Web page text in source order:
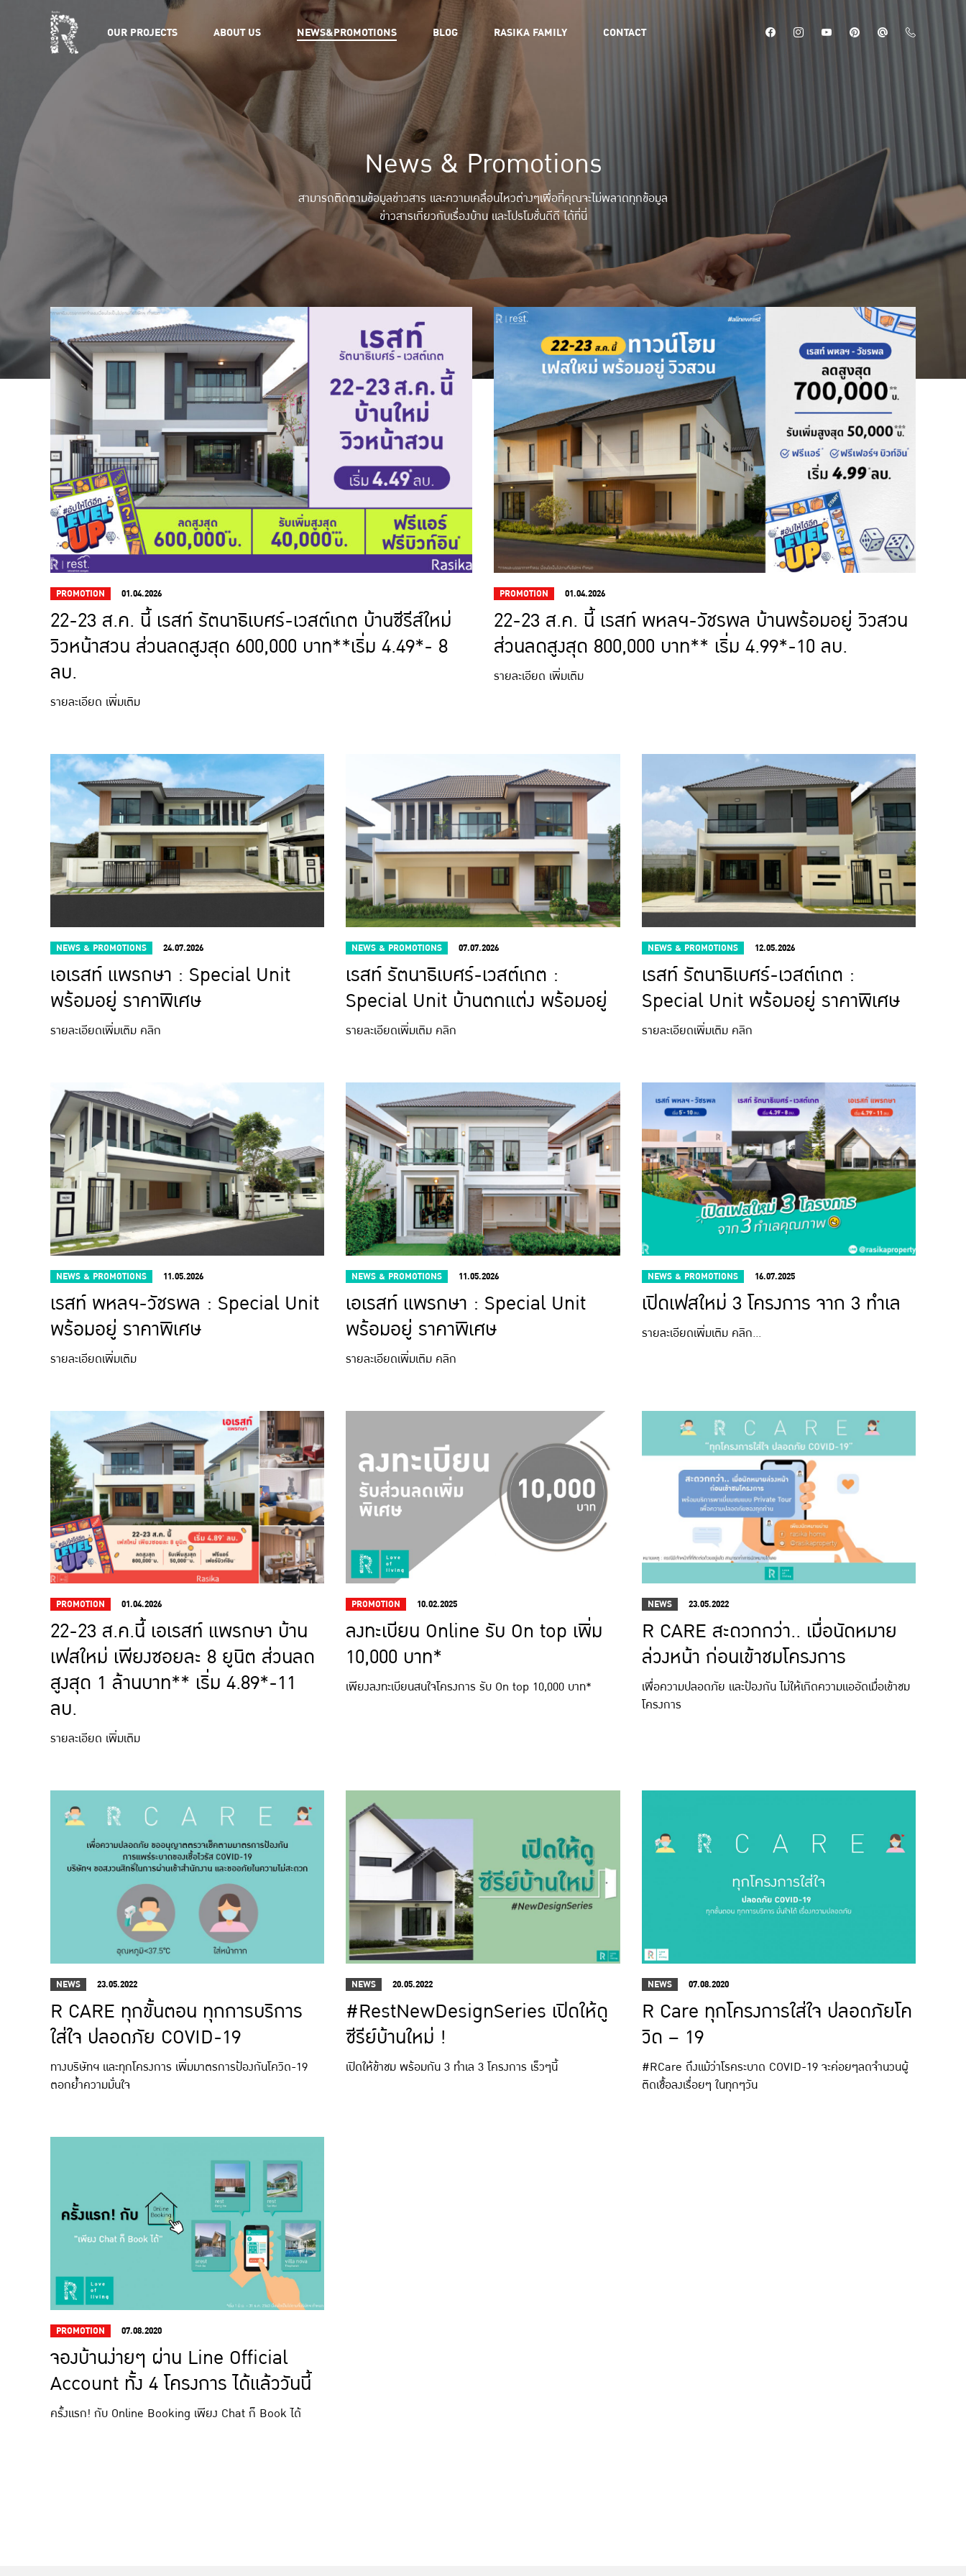
OUR PROJECTS ABOUT US NEWS&PROMOTIONS BLOG RASIKA FAMILY CONTACT
News & Promotions
สามารถติดตามข้อมูลข่าวสาร และความเคลื่อนไหวต่างๆเพื่อที่คุณจะไม่พลาดทุกข้อมูล
ข่าวสารเกี่ยวกับเรื่องบ้าน และโปรโมชั่นดีดี ได้ที่นี่
PROMOTION 01.04.2026
22-23 ส.ค. นี้ เรสท์ รัตนาธิเบศร์-เวสต์เกต บ้านซีรีส์ใหม่
วิวหน้าสวน ส่วนลดสูงสุด 600,000 บาท**เริ่ม 4.49*- 8
ลบ.
รายละเอียด เพิ่มเติม
PROMOTION 01.04.2026
22-23 ส.ค. นี้ เรสท์ พหลฯ-วัชรพล บ้านพร้อมอยู่ วิวสวน
ส่วนลดสูงสุด 800,000 บาท** เริ่ม 4.99*-10 ลบ.
รายละเอียด เพิ่มเติม
NEWS & PROMOTIONS 24.07.2026
เอเรสท์ แพรกษา : Special Unit
พร้อมอยู่ ราคาพิเศษ
รายละเอียดเพิ่มเติม คลิก
NEWS & PROMOTIONS 07.07.2026
เรสท์ รัตนาธิเบศร์-เวสต์เกต :
Special Unit บ้านตกแต่ง พร้อมอยู่
รายละเอียดเพิ่มเติม คลิก
NEWS & PROMOTIONS 12.05.2026
เรสท์ รัตนาธิเบศร์-เวสต์เกต :
Special Unit พร้อมอยู่ ราคาพิเศษ
รายละเอียดเพิ่มเติม คลิก
NEWS & PROMOTIONS 11.05.2026
เรสท์ พหลฯ-วัชรพล : Special Unit
พร้อมอยู่ ราคาพิเศษ
รายละเอียดเพิ่มเติม
NEWS & PROMOTIONS 11.05.2026
เอเรสท์ แพรกษา : Special Unit
พร้อมอยู่ ราคาพิเศษ
รายละเอียดเพิ่มเติม คลิก
NEWS & PROMOTIONS 16.07.2025
เปิดเฟสใหม่ 3 โครงการ จาก 3 ทำเล
รายละเอียดเพิ่มเติม คลิก…
PROMOTION 01.04.2026
22-23 ส.ค.นี้ เอเรสท์ แพรกษา บ้าน
เฟสใหม่ เพียงซอยละ 8 ยูนิต ส่วนลด
สูงสุด 1 ล้านบาท** เริ่ม 4.89*-11
ลบ.
รายละเอียด เพิ่มเติม
PROMOTION 10.02.2025
ลงทะเบียน Online รับ On top เพิ่ม
10,000 บาท*
เพียงลงทะเบียนสนใจโครงการ รับ On top 10,000 บาท*
NEWS 23.05.2022
R CARE สะดวกกว่า.. เมื่อนัดหมาย
ล่วงหน้า ก่อนเข้าชมโครงการ
เพื่อความปลอดภัย และป้องกัน ไม่ให้เกิดความแออัดเมื่อเข้าชม
โครงการ
NEWS 23.05.2022
R CARE ทุกขั้นตอน ทุกการบริการ
ใส่ใจ ปลอดภัย COVID-19
ทางบริษัทฯ และทุกโครงการ เพิ่มมาตรการป้องกันโควิด-19
ตอกย้ำความมั่นใจ
NEWS 20.05.2022
#RestNewDesignSeries เปิดให้ดู
ซีรีย์บ้านใหม่ !
เปิดให้ข้าชม พร้อมกัน 3 ทำเล 3 โครงการ เร็วๆนี้
NEWS 07.08.2020
R Care ทุกโครงการใส่ใจ ปลอดภัยโค
วิด – 19
#RCare ถึงแม้ว่าโรคระบาด COVID-19 จะค่อยๆลดจำนวนผู้
ติดเชื้อลงเรื่อยๆ ในทุกๆวัน
PROMOTION 07.08.2020
จองบ้านง่ายๆ ผ่าน Line Official
Account ทั้ง 4 โครงการ ได้แล้ววันนี้
ครั้งแรก! กับ Online Booking เพียง Chat ก็ Book ได้